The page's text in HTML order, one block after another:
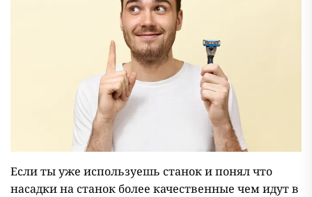
Если ты уже используешь станок и понял что
насадки на станок более качественные чем идут в